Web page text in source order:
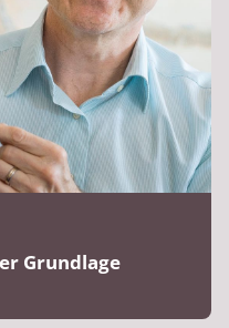
Grundlage